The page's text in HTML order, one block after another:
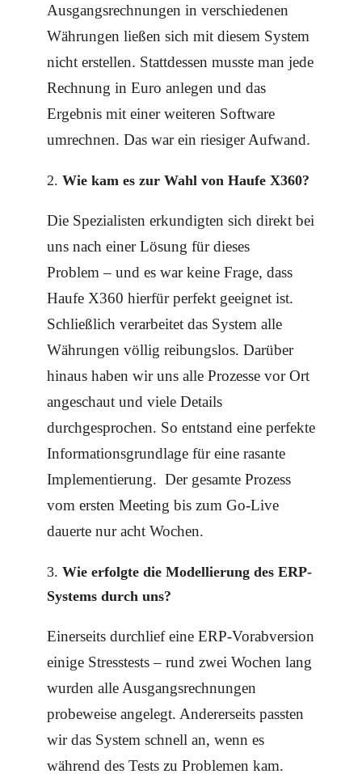
Ausgangsrechnungen in verschiedenen
Währungen ließen sich mit diesem System
nicht erstellen. Stattdessen musste man jede
Rechnung in Euro anlegen und das
Ergebnis mit einer weiteren Software
umrechnen. Das war ein riesiger Aufwand.
Wie kam es zur Wahl von Haufe X360?
Die Spezialisten erkundigten sich direkt bei
uns nach einer Lösung für dieses
Problem – und es war keine Frage, dass
Haufe X360 hierfür perfekt geeignet ist.
Schließlich verarbeitet das System alle
Währungen völlig reibungslos. Darüber
hinaus haben wir uns alle Prozesse vor Ort
angeschaut und viele Details
durchgesprochen. So entstand eine perfekte
Informationsgrundlage für eine rasante
Implementierung. Der gesamte Prozess
vom ersten Meeting bis zum Go-Live
dauerte nur acht Wochen.
Wie erfolgte die Modellierung des ERP-
Systems durch uns?
Einerseits durchlief eine ERP-Vorabversion
einige Stresstests – rund zwei Wochen lang
wurden alle Ausgangsrechnungen
probeweise angelegt. Andererseits passten
wir das System schnell an, wenn es
während des Tests zu Problemen kam.